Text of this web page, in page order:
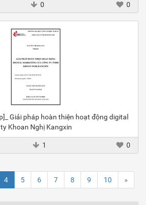
0 0
Giải pháp hoàn thiện hoạt động digital
Khoan Nghị Kangxin
1 0
4 5 6 7 8 9 10 »